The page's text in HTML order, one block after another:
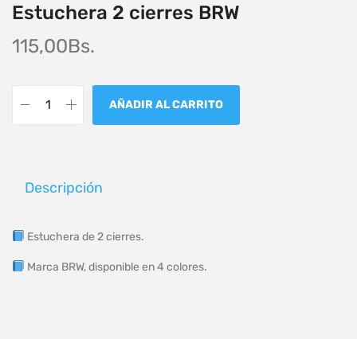
Estuchera 2 cierres BRW
115,00Bs.
AÑADIR AL CARRITO
Descripción
Estuchera de 2 cierres.
Marca BRW, disponible en 4 colores.